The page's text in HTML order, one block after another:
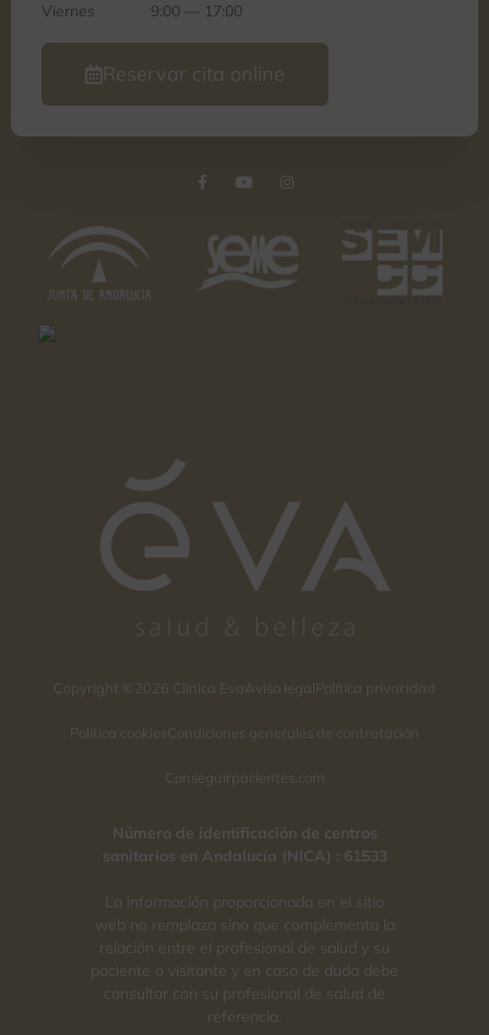
Viernes
9:00 — 17:00
Reservar cita online
Copyright ©2026 Clínica EvaAviso legalPolítica privacidad
Política cookies Condiciones generales de contratación
Conseguirpacientes.com
Número de identificación de centros
sanitarios en Andalucía (NICA) : 61533
La información proporcionada en el sitio
web no remplaza sino que complementa la
relación entre el profesional de salud y su
paciente o visitante y en caso de duda debe
consultar con su profesional de salud de
referencia.